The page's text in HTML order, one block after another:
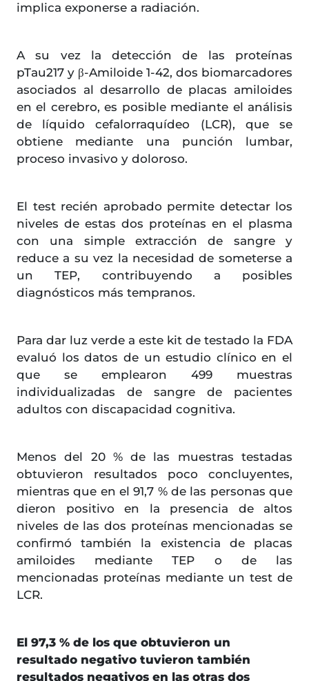
implica exponerse a radiación.
A su vez la detección de las proteínas
pTau217 y β-Amiloide 1-42, dos biomarcadores
asociados al desarrollo de placas amiloides
en el cerebro, es posible mediante el análisis
de líquido cefalorraquídeo (LCR), que se
obtiene mediante una punción lumbar,
proceso invasivo y doloroso.
El test recién aprobado permite detectar los
niveles de estas dos proteínas en el plasma
con una simple extracción de sangre y
reduce a su vez la necesidad de someterse a
un TEP, contribuyendo a posibles
diagnósticos más tempranos.
Para dar luz verde a este kit de testado la FDA
evaluó los datos de un estudio clínico en el
que se emplearon 499 muestras
individualizadas de sangre de pacientes
adultos con discapacidad cognitiva.
Menos del 20 % de las muestras testadas
obtuvieron resultados poco concluyentes,
mientras que en el 91,7 % de las personas que
dieron positivo en la presencia de altos
niveles de las dos proteínas mencionadas se
confirmó también la existencia de placas
amiloides mediante TEP o de las
mencionadas proteínas mediante un test de
LCR.
El 97,3 % de los que obtuvieron un
resultado negativo tuvieron también
resultados negativos en las otras dos